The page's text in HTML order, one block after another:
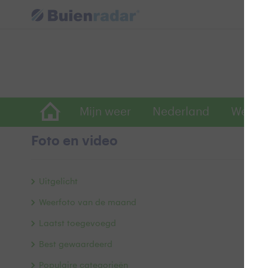
Mijn weer Nederland
Foto en video
Uitgelicht
Weerfoto van de maand
Laatst toegevoegd
Best gewaardeerd
Populaire categorieën